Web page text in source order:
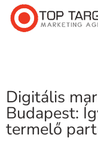
Digitális
Budapest:
termelő